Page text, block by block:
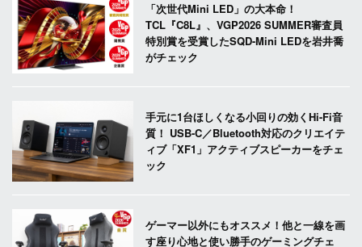
「次世代Mini LED」の大本命！
TCL『C8L』、VGP2026 SUMMER審査員
特別賞を受賞したSQD-Mini LEDを岩井喬
がチェック
手元に1台ほしくなる小回りの効くHi-Fi音
質！ USB-C／Bluetooth対応のクリエイテ
ィブ「XF1」アクティブスピーカーをチェ
ック
ゲーマー以外にもオススメ！他と一線を画
す座り心地と使い勝手のゲーミングチェ